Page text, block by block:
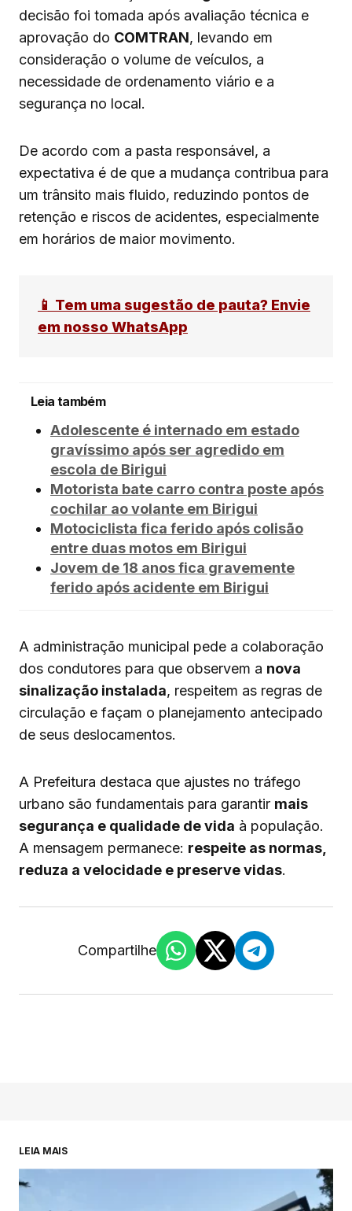
decisão foi tomada após avaliação técnica e
aprovação do COMTRAN, levando em
consideração o volume de veículos, a
necessidade de ordenamento viário e a
segurança no local.
De acordo com a pasta responsável, a
expectativa é de que a mudança contribua para
um trânsito mais fluido, reduzindo pontos de
retenção e riscos de acidentes, especialmente
em horários de maior movimento.
📱 Tem uma sugestão de pauta? Envie
em nosso WhatsApp
Leia também
Adolescente é internado em estado
gravíssimo após ser agredido em
escola de Birigui
Motorista bate carro contra poste após
cochilar ao volante em Birigui
Motociclista fica ferido após colisão
entre duas motos em Birigui
Jovem de 18 anos fica gravemente
ferido após acidente em Birigui
A administração municipal pede a colaboração
dos condutores para que observem a nova
sinalização instalada, respeitem as regras de
circulação e façam o planejamento antecipado
de seus deslocamentos.
A Prefeitura destaca que ajustes no tráfego
urbano são fundamentais para garantir mais
segurança e qualidade de vida à população.
A mensagem permanece: respeite as normas,
reduza a velocidade e preserve vidas.
Compartilhe
LEIA MAIS